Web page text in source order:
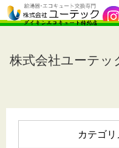
株式会社ユーテッ
カテゴ